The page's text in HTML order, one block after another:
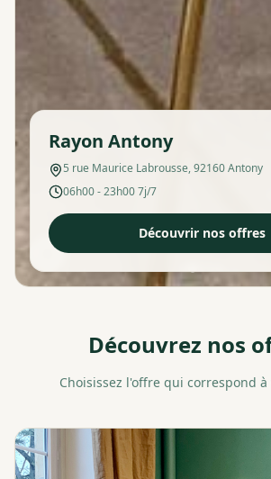
Rayon Antony
5 rue Maurice Labrousse, 92160 Antony
06h00 - 23h00 7j/7
Découvrir nos offres
Découvrez nos
Choisissez l'offre qui correspond à